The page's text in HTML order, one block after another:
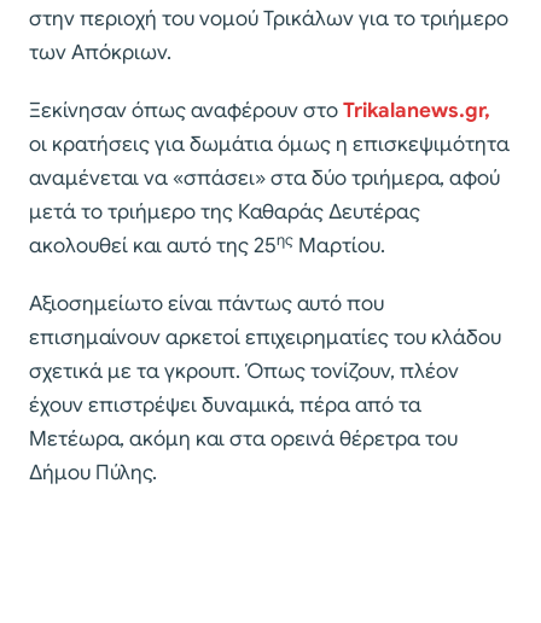
στην περιοχή του νομού Τρικάλων για το τριήμερο
των Απόκριων.
Ξεκίνησαν όπως αναφέρουν στοTrikalanews.gr,
οι κρατήσεις για δωμάτια όμως η επισκεψιμότητα
αναμένεται να «σπάσει» στα δύο τριήμερα, αφού
μετά το τριήμερο της Καθαράς Δευτέρας
ακολουθεί και αυτό της 25ης Μαρτίου.
Αξιοσημείωτο είναι πάντως αυτό που
επισημαίνουν αρκετοί επιχειρηματίες του κλάδου
σχετικά με τα γκρουπ. Όπως τονίζουν, πλέον
έχουν επιστρέψει δυναμικά, πέρα από τα
Μετέωρα, ακόμη και στα ορεινά θέρετρα του
Δήμου Πύλης.